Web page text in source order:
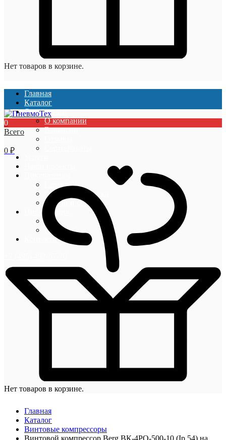
Нет товаров в корзине.
Главная
Каталог
О компании
О компании
Вакансии
Гарантии
Оплата и доставка
Акции и скидки
Информация
Блог
Новости
Контакты
0
Всего
0 ₽
Нет товаров в корзине.
Главная
Каталог
Винтовые компрессоры